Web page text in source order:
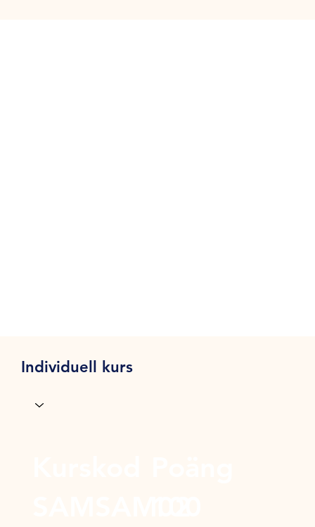
Individuell kurs